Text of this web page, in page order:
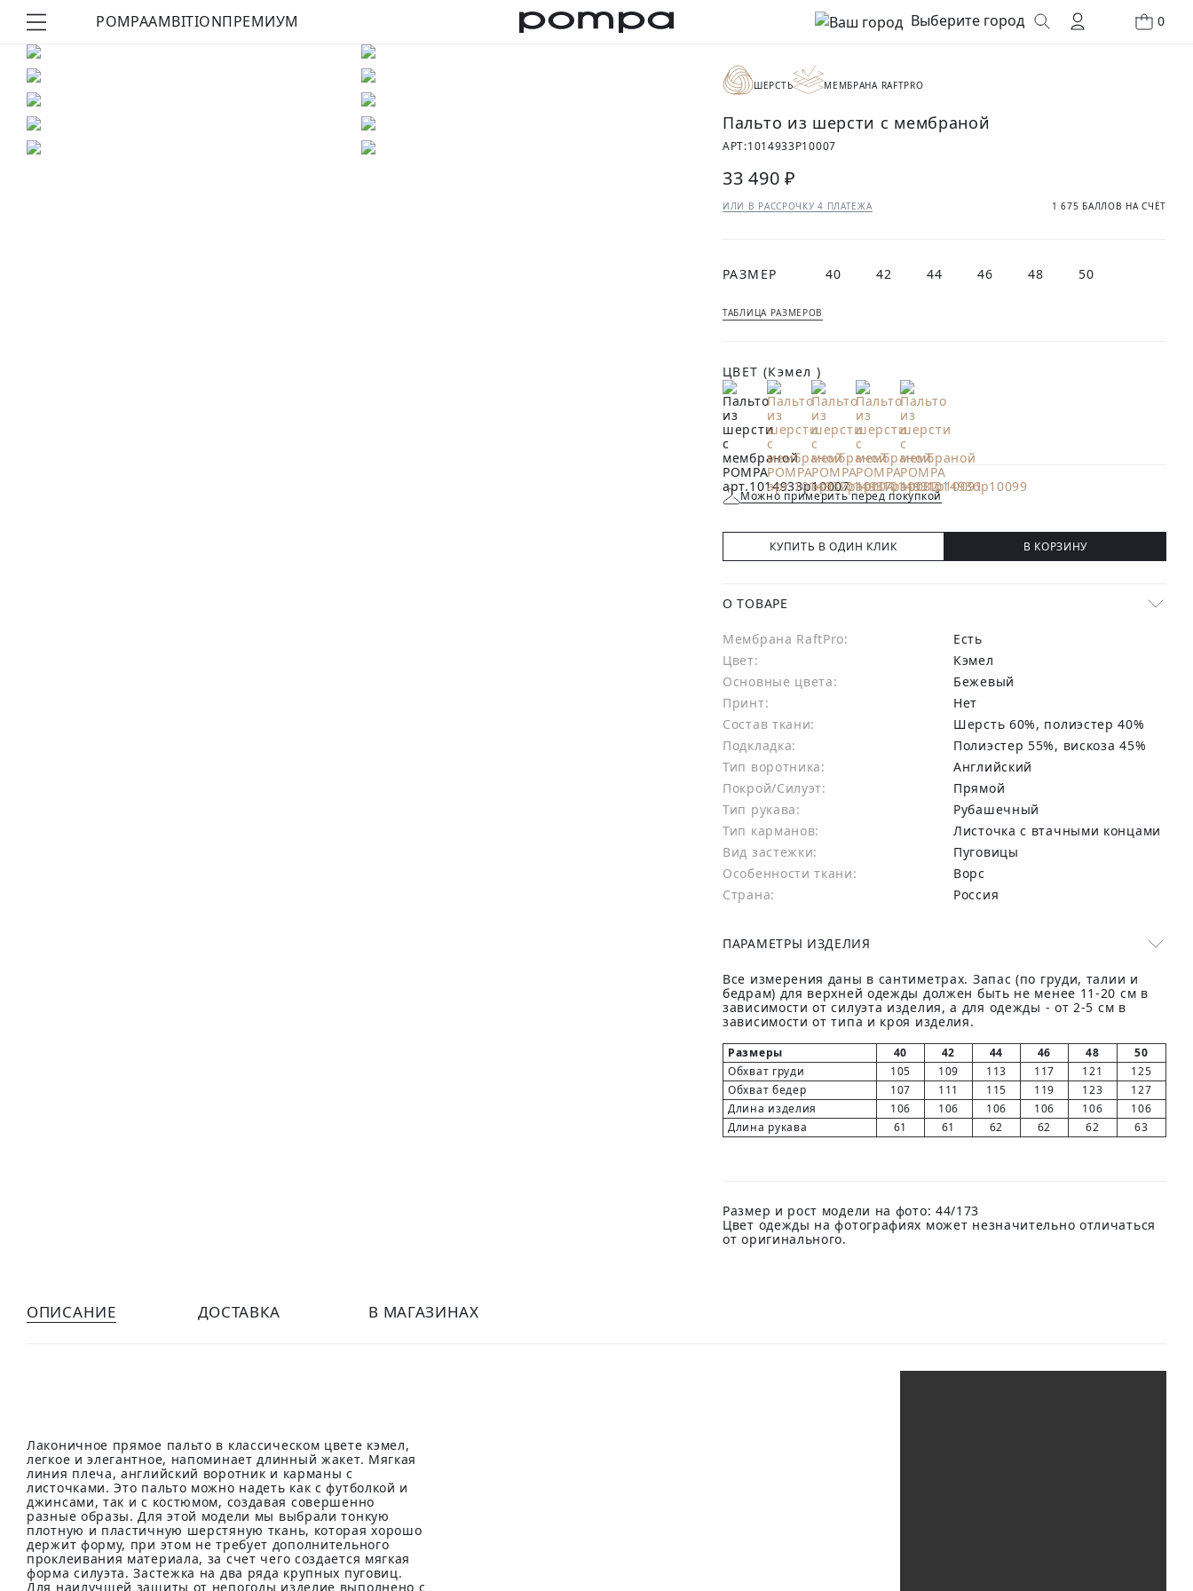
POMPAAMBITIONПРЕМИУМ Выберите город 0
ШЕРСТЬ МЕМБРАНА RAFTPRO
Пальто из шерсти с мембраной
АРТ:1014933P10007
33 490 ₽
ИЛИ В РАССРОЧКУ 4 ПЛАТЕЖА 1 675 БАЛЛОВ НА СЧЁТ
РАЗМЕР 40 42 44 46 48 50
ТАБЛИЦА РАЗМЕРОВ
ЦВЕТ (Кэмел )
Можно примерить перед покупкой
КУПИТЬ В ОДИН КЛИК В КОРЗИНУ
О ТОВАРЕ
Мембрана RaftPro:
есть
Цвет:
Кэмел
Основные цвета:
бежевый
Принт:
Нет
Состав ткани:
шерсть 60%, полиэстер 40%
Подкладка:
Полиэстер 55%, вискоза 45%
Тип воротника:
Английский
Покрой/Силуэт:
Прямой
Тип рукава:
Рубашечный
Тип карманов:
Листочка с втачными концами
Вид застежки:
Пуговицы
Особенности ткани:
Ворс
Страна:
Россия
ПАРАМЕТРЫ ИЗДЕЛИЯ
Все измерения даны в сантиметрах. Запас (по груди, талии и
бедрам) для верхней одежды должен быть не менее 11-20 см в
зависимости от силуэта изделия, а для одежды - от 2-5 см в
зависимости от типа и кроя изделия.
Размеры 40 42 44 46 48
50
Обхват груди
105 109 113 117 121
125
Обхват бедер
107 111 115 119 123
127
Длина изделия
106 106 106 106 106
106
Длина рукава
61 61 62 62 62 63
Размер и рост модели на фото: 44/173
Цвет одежды на фотографиях может незначительно отличаться
от оригинального.
ОПИСАНИЕ ДОСТАВКА В МАГАЗИНАХ
Лаконичное прямое пальто в классическом цвете кэмел,
легкое и элегантное, напоминает длинный жакет. Мягкая
линия плеча, английский воротник и карманы с
листочками. Это пальто можно надеть как с футболкой и
джинсами, так и с костюмом, создавая совершенно
разные образы. Для этой модели мы выбрали тонкую
плотную и пластичную шерстяную ткань, которая хорошо
держит форму, при этом не требует дополнительного
проклеивания материала, за счет чего создается мягкая
форма силуэта. Застежка на два ряда крупных пуговиц.
Для наилучшей защиты от непогоды изделие выполнено с